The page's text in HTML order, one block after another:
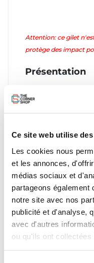
Ce site web utilise
Les cookies nous
et les annonces,
médias sociaux et
partageons également
notre site avec nos
publicité et d'analyse,
avec d'autres
ou qu'ils ont
Attention: ce gilet
protège des impact
Présentation
Le gilet d'impact Star
gamme de la
Possède une
Ce giler est approuvé
Contient de la
Possède une